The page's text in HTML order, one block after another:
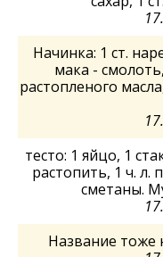
Начинка: 1 ст.
мака -
растопленого
тесто: 1 яйцо, 1
растопить, 1 ч. л.
сметаны.
Название тоже